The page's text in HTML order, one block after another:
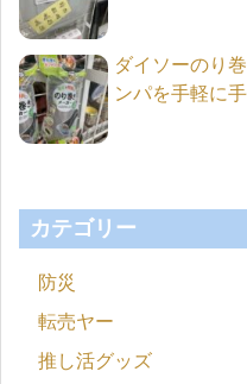
ダイソーのり
ンパを手軽に
カテゴリー
防災
転売ヤー
推し活グッズ